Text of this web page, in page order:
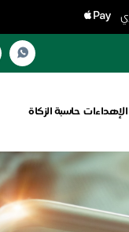
الإهداءات حاسبة الزكاة